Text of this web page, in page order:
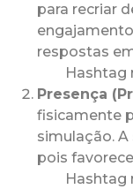
para recriar
respostas
Hashtag
Presença
fisicamente
simulação.
pois
Hashtag